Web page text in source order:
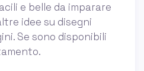
e belle da imparare
idee su disegni
Se sono disponibili